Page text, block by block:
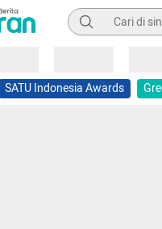
Pencarian
SATU Indonesia Awards